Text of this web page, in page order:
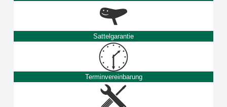
Sattelgarantie
Terminvereinbarung